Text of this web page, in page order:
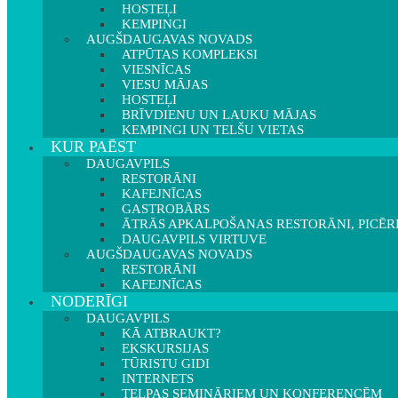
HOSTEĻI
KEMPINGI
AUGŠDAUGAVAS NOVADS
ATPŪTAS KOMPLEKSI
VIESNĪCAS
VIESU MĀJAS
HOSTEĻI
BRĪVDIENU UN LAUKU MĀJAS
KEMPINGI UN TELŠU VIETAS
KUR PAĒST
DAUGAVPILS
RESTORĀNI
KAFEJNĪCAS
GASTROBĀRS
ĀTRĀS APKALPOŠANAS RESTORĀNI,
DAUGAVPILS VIRTUVE
AUGŠDAUGAVAS NOVADS
RESTORĀNI
KAFEJNĪCAS
NODERĪGI
DAUGAVPILS
KĀ ATBRAUKT?
EKSKURSIJAS
TŪRISTU GIDI
INTERNETS
TELPAS SEMINĀRIEM UN KONFERENCĒM